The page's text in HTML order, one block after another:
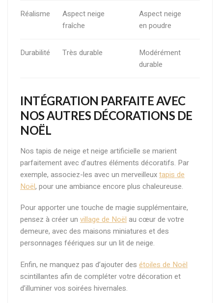
Réalisme
Aspect neige
fraîche
Aspect neige
en poudre
Durabilité Très durable
Modérément
durable
INTÉGRATION PARFAITE AVEC
NOS AUTRES DÉCORATIONS DE
NOËL
Nos tapis de neige et neige artificielle se marient
parfaitement avec d’autres éléments décoratifs. Par
exemple, associez-les avec un merveilleuxtapis de
Noël, pour une ambiance encore plus chaleureuse.
Pour apporter une touche de magie supplémentaire,
pensez à créer un village de Noël au cœur de votre
demeure, avec des maisons miniatures et des
personnages féériques sur un lit de neige.
Enfin, ne manquez pas d’ajouter des étoiles de Noël
scintillantes afin de compléter votre décoration et
d’illuminer vos soirées hivernales.